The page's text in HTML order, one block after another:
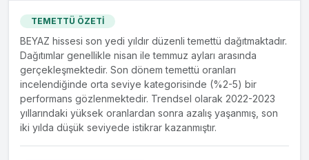
Edirne Servis ve Otomotiv Anonim Şirketi'nin devir
alınması ile ilgili tescil işlemlerinin tamamlanması
20.05.2021
Edirne Servis ve Otomotiv Anonim Şirketi'nin devir
alınması ile sözleşme imzalanması hakkında
TEMETTÜ ÖZETİ
BEYAZ hissesi son yedi yıldır düzenli temettü dağıtmaktadır.
Dağıtımlar genellikle nisan ile temmuz ayları arasında
gerçekleşmektedir. Son dönem temettü oranları
incelendiğinde orta seviye kategorisinde (%2-5) bir
performans gözlenmektedir. Trendsel olarak 2022-2023
yıllarındaki yüksek oranlardan sonra azalış yaşanmış, son
iki yılda düşük seviyede istikrar kazanmıştır.